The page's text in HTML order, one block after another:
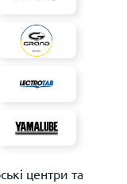
центри та